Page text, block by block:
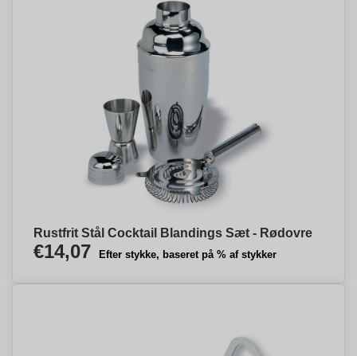
Rustfrit Stål Cocktail Blandings Sæt - Rødovre
€14,07 Efter stykke, baseret på % af stykker